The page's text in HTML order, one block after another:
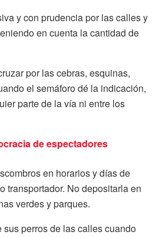
y con prudencia por las calles y
en cuenta la cantidad de
por las cebras, esquinas,
el semáforo dé la indicación,
parte de la vía ni entre los
de espectadores
en horarios y días de
transportador. No depositarla en
verdes y parques.
sus perros de las calles cuando